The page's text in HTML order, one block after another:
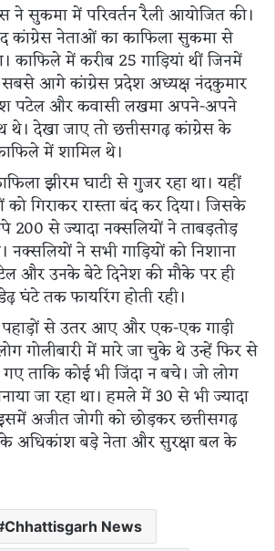
ने सुकमा में परिवर्तन रैली आयोजित की।
कांग्रेस नेताओं का काफिला सुकमा से
काफिले में करीब 25 गाड़ियां थीं जिनमें
आगे कांग्रेस प्रदेश अध्यक्ष नंदकुमार
पटेल और कवासी लखमा अपने-अपने
थे। देखा जाए तो छत्तीसगढ़ कांग्रेस के
में शामिल थे।
झीरम घाटी से गुजर रहा था। यहीं
गिराकर रास्ता बंद कर दिया। जिसके
200 से ज्यादा नक्सलियों ने ताबड़तोड़
ने सभी गाड़ियों को निशाना
और उनके बेटे दिनेश की मौके पर ही
घंटे तक फायरिंग होती रही।
से उतर आए और एक-एक गाड़ी
गोलीबारी में मारे जा चुके थे उन्हें फिर से
ताकि कोई भी जिंदा न बचे। जो लोग
जा रहा था। हमले में 30 से भी ज्यादा
अजीत जोगी को छोड़कर छत्तीसगढ़
अधिकांश बड़े नेता और सुरक्षा बल के
Chhattisgarh News